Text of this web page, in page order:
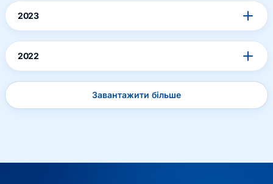
2023
2022
Завантажити більше